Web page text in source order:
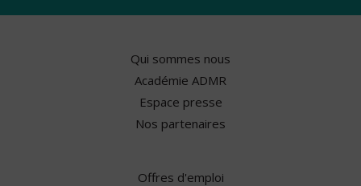
Qui sommes nous
Académie ADMR
Espace presse
Nos partenaires
Offres d'emploi